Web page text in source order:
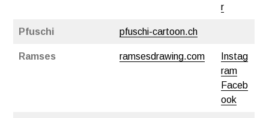
r
Pfuschi pfuschi-cartoon.ch
Ramses ramsesdrawing.com
Instag
ram
Faceb
ook